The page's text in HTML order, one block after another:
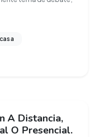
A Distancia,
O Presencial.